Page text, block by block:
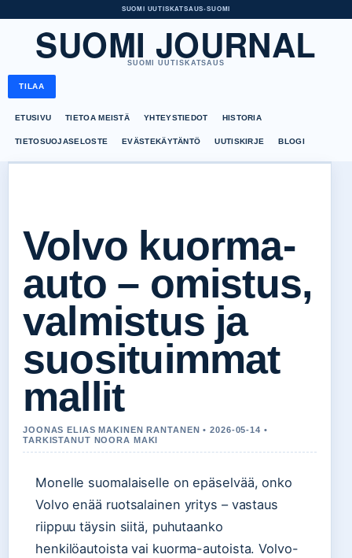
SUOMI UUTISKATSAUS•SUOMI
SUOMI JOURNAL
SUOMI UUTISKATSAUS
TILAA
ETUSIVU TIETOA MEISTÄ YHTEYSTIEDOT HISTORIA
TIETOSUOJASELOSTE EVÄSTEKÄYTÄNTÖ UUTISKIRJE BLOGI
Volvo kuorma-
auto – omistus,
valmistus ja
suosituimmat
mallit
JOONAS ELIAS MAKINEN RANTANEN • 2026-05-14 •
TARKISTANUT NOORA MAKI
Monelle suomalaiselle on epäselvää, onko
Volvo enää ruotsalainen yritys – vastaus
riippuu täysin siitä, puhutaanko
henkilöautoista vai kuorma-autoista. Volvo-